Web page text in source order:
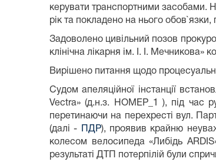
керувати транспортними засобами.
рік та покладено на нього
Задоволено цивільний позов
клінічна лікарня ім. І. І. Мечникова»
Вирішено питання щодо
Судом апеляційної інстанції
Vectra» (д.н.з. НОМЕР_1 ), під час
перетинаючи на перехресті вул.
(далі -
ПДР), проявив крайню
колесом велосипеда «Либідь
результаті ДТП потерпілій були